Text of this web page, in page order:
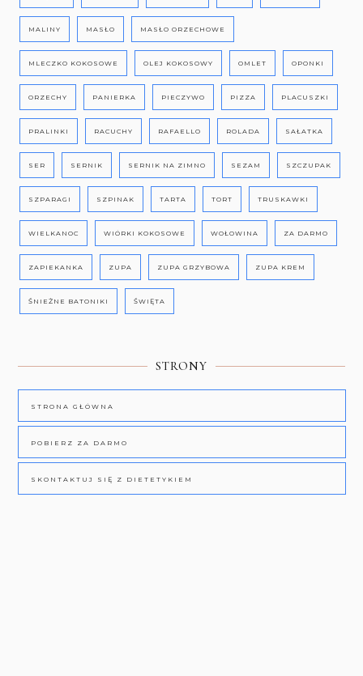
MALINY MASŁO MASŁO ORZECHOWE
MLECZKO KOKOSOWE OLEJ KOKOSOWY OMLET OPONKI
ORZECHY PANIERKA PIECZYWO PIZZA PLACUSZKI
PRALINKI RACUCHY RAFAELLO ROLADA SAŁATKA
SER SERNIK SERNIK NA ZIMNO SEZAM SZCZUPAK
SZPARAGI SZPINAK TARTA TORT TRUSKAWKI
WIELKANOC WIÓRKI KOKOSOWE WOŁOWINA ZA DARMO
ZAPIEKANKA ZUPA ZUPA GRZYBOWA ZUPA KREM
ŚNIEŻNE BATONIKI ŚWIĘTA
STRONY
STRONA GŁÓWNA
POBIERZ ZA DARMO
SKONTAKTUJ SIĘ Z DIETETYKIEM